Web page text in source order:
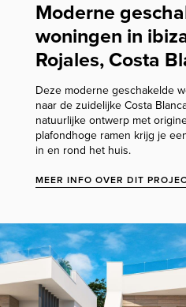
Moderne
woningen in
Rojales, Costa
Deze moderne geschakelde
naar de zuidelijke Costa
natuurlijke ontwerp met
plafondhoge ramen krijg je
in en rond het huis.
MEER INFO OVER DIT